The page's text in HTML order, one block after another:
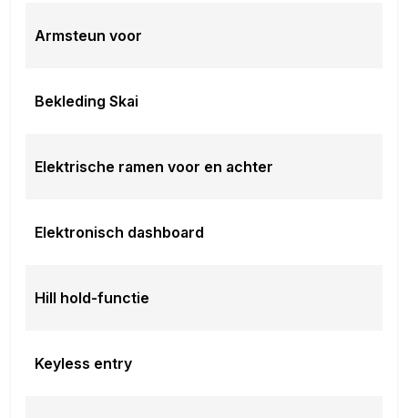
Armsteun voor
Bekleding Skai
Elektrische ramen voor en achter
Elektronisch dashboard
Hill hold-functie
Keyless entry